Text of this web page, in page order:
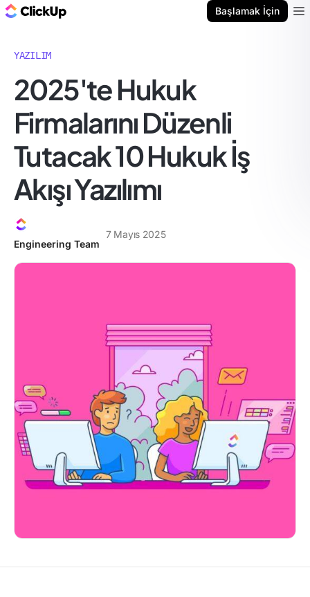
Başlamak İçin
YAZILIM
2025'te Hukuk
Firmalarını Düzenli
Tutacak 10 Hukuk İş
Akışı Yazılımı
Engineering Team
7 Mayıs 2025